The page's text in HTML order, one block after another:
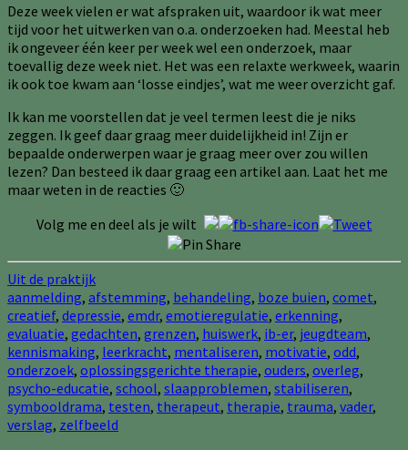
Deze week vielen er wat afspraken uit, waardoor ik wat meer
tijd voor het uitwerken van o.a. onderzoeken had. Meestal heb
ik ongeveer één keer per week wel een onderzoek, maar
toevallig deze week niet. Het was een relaxte werkweek, waarin
ik ook toe kwam aan ‘losse eindjes’, wat me weer overzicht gaf.
Ik kan me voorstellen dat je veel termen leest die je niks
zeggen. Ik geef daar graag meer duidelijkheid in! Zijn er
bepaalde onderwerpen waar je graag meer over zou willen
lezen? Dan besteed ik daar graag een artikel aan. Laat het me
maar weten in de reacties 🙂
Volg me en deel als je wilt
Uit de praktijk
aanmelding, afstemming, behandeling, boze buien, comet,
creatief, depressie, emdr, emotieregulatie, erkenning,
evaluatie, gedachten, grenzen, huiswerk, ib-er, jeugdteam,
kennismaking, leerkracht, mentaliseren, motivatie, odd,
onderzoek, oplossingsgerichte therapie, ouders, overleg,
psycho-educatie, school, slaapproblemen, stabiliseren,
symbooldrama, testen, therapeut, therapie, trauma, vader,
verslag, zelfbeeld